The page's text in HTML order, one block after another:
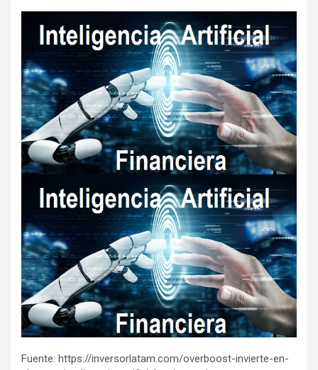
Fuente: https://inversorlatam.com/overboost-invierte-en-